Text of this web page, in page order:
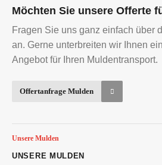
Möchten Sie unsere Offerte
Fragen Sie uns ganz einfach über
an. Gerne unterbreiten wir Ihnen
Angebot für Ihren Muldentransport.
Offertanfrage Mulden
UNSERE MULDEN
Unsere Mulden